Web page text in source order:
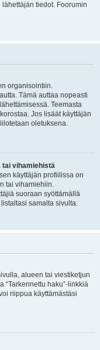
tiedot. Foorumin
organisointiin.
Tämä auttaa nopeasti
Teemasta
Jos lisäät käyttäjän
oletuksena.
tai vihamiehistä
käyttäjän profiilissa on
tai vihamiehiin.
suoraan syöttämällä
samalta sivulta.
alueen tai viestiketjun
“Tarkennettu haku”-linkkiä
riippua käyttämästäsi